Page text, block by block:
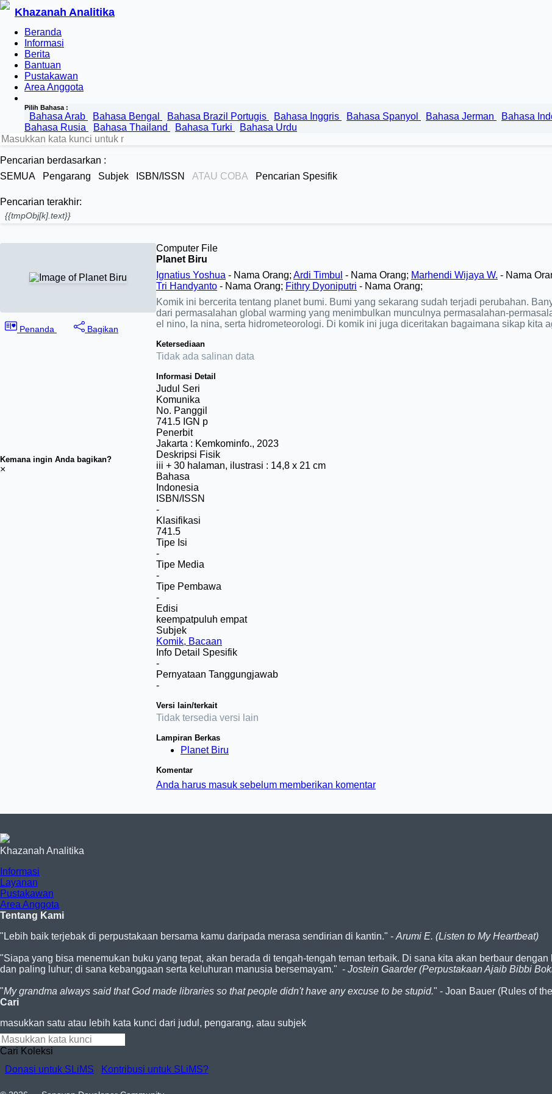
Khazanah Analitika
Beranda
Informasi
Berita
Bantuan
Pustakawan
Area Anggota
Pilih Bahasa :
Bahasa Arab Bahasa Bengal Bahasa Brazil Portugis Bahasa Inggris Bahasa Spanyol Bahasa Jerman Bahasa
Bahasa Rusia
Bahasa Thailand Bahasa Turki Bahasa Urdu
Pencarian berdasarkan :
SEMUA
Pengarang Subjek ISBN/ISSN ATAU COBA Pencarian Spesifik
Pencarian terakhir:
{{tmpObj[k].text}}
Penanda Bagikan
Computer File
Planet Biru
Ignatius Yoshua - Nama Orang; Ardi Timbul - Nama Orang; Marhendi Wijaya W. - Nama
Tri Handyanto - Nama Orang; Fithry Dyoniputri - Nama Orang;
Komik ini bercerita tentang planet bumi. Bumi yang sekarang sudah terjadi perubahan.
dari permasalahan global warming yang menimbulkan munculnya permasalahan-
el nino, la nina, serta hidrometeorologi. Di komik ini juga diceritakan bagaimana sikap kita
Ketersediaan
Tidak ada salinan data
Informasi Detail
Judul Seri
Komunika
No. Panggil
741.5 IGN p
Penerbit
Jakarta : Kemkominfo., 2023
Deskripsi Fisik
iii + 30 halaman, ilustrasi : 14,8 x 21 cm
Bahasa
Indonesia
ISBN/ISSN
-
Klasifikasi
741.5
Tipe Isi
-
Tipe Media
-
Tipe Pembawa
-
Edisi
keempatpuluh empat
Subjek
Komik, Bacaan
Info Detail Spesifik
-
Pernyataan Tanggungjawab
-
Versi lain/terkait
Tidak tersedia versi lain
Lampiran Berkas
Planet Biru
Komentar
Anda harus masuk sebelum memberikan komentar
Khazanah Analitika
Informasi
Layanan
Pustakawan
Area Anggota
Tentang Kami
"Lebih baik terjebak di perpustakaan bersama kamu daripada merasa sendirian di kantin." - Arumi E. (Listen to My Heartbeat)
"Siapa yang bisa menemukan buku yang tepat, akan berada di tengah-tengah teman terbaik. Di sana kita akan berbaur
dan paling luhur; di sana kebanggaan serta keluhuran manusia bersemayam." - Jostein Gaarder (Perpustakaan Ajaib Bibbi
"My grandma always said that God made libraries so that people didn't have any excuse to be stupid." - Joan Bauer (Rules of
Cari
masukkan satu atau lebih kata kunci dari judul, pengarang, atau subjek
Cari Koleksi
Donasi untuk SLiMS
Kontribusi untuk SLiMS?
Kemana ingin Anda bagikan?
×